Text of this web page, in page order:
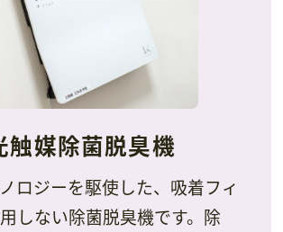
触媒除菌脱臭機
ロジーを駆使した、吸着フィ
しない除菌脱臭機です。除